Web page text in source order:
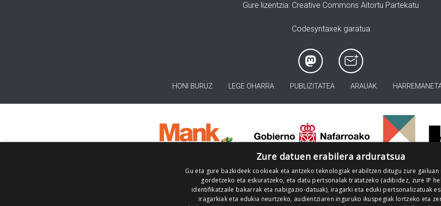
Gure lizentzia: Creative Commons Aitortu Partekatu
Codesyntaxek garatua
HONI BURUZ LEGE OHARRA PUBLIZITATEA ARAUAK
Zure datuen erabilera arduratsua
Gu eta gure bazkideek cookieak eta antzeko teknologiak erabiltzen ditugu zure
gordetzeko eta eskuratzeko, eta datu pertsonalak tratatzeko (adibidez, zure IP
identifikatzaile bakarrak eta nabigazio-datuak), iragarki eta eduki pertsonalizatuak
iragarkiak eta edukia neurtzeko, audientziaren inguruko ikuspegiak lortzeko eta